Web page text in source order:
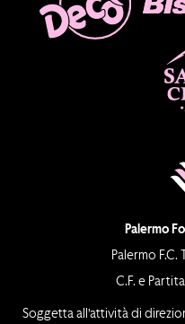
Palermo
Palermo
C.F. e
Soggetta all’attività di